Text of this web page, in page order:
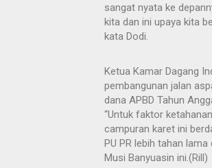
sangat nyata ke
kita dan ini upaya kita
kata Dodi.
Ketua Kamar Dagang
pembangunan jalan
dana APBD Tahun
“Untuk faktor
campuran karet ini
PU PR lebih tahan
Musi Banyuasin ini.(Rill)